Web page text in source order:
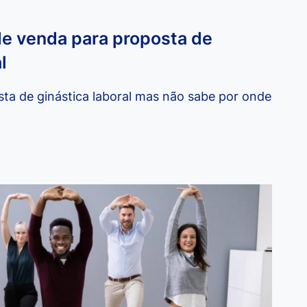
venda para proposta de
de ginástica laboral mas não sabe por onde